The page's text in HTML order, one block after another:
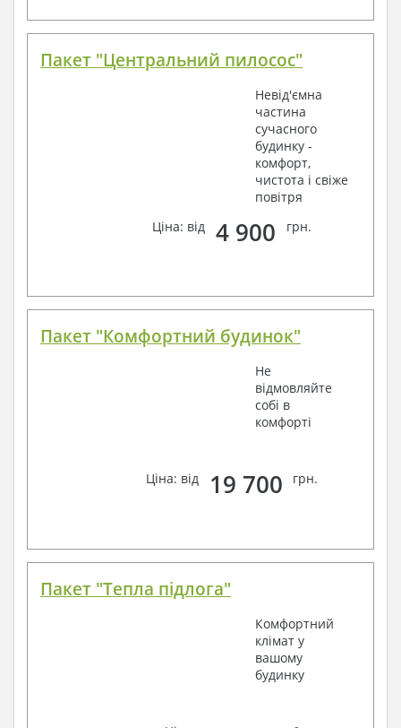
Пакет "Центральний пилосос"
Невід'ємна
частина
сучасного
будинку -
комфорт,
чистота і свіже
повітря
Ціна: від
4 900 грн.
Пакет "Комфортний будинок"
Не
відмовляйте
собі в
комфорті
Ціна: від 19 700 грн.
Пакет "Тепла підлога"
Комфортний
клімат у
вашому
будинку